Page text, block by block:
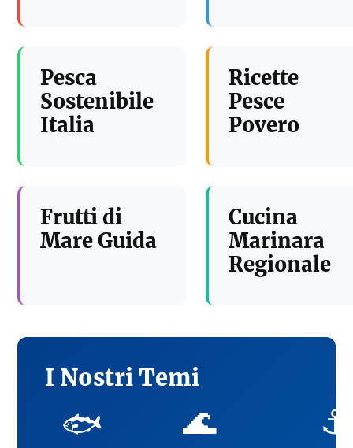
Pesca
Sostenibile
Italia
Ricette
Pesce
Povero
Frutti di
Mare Guida
Cucina
Marinara
Regionale
I Nostri Temi
🐟 🌊 ⚓